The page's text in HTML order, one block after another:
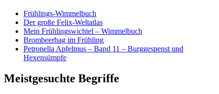
Frühlings-Wimmelbuch
Der große Felix-Weltatlas
Mein Frühlingswichtel – Wimmelbuch
Brombeerhag im Frühling
Petronella Apfelmus – Band 11 – Burggespenst und
Hexensümpfe
Meistgesuchte Begriffe